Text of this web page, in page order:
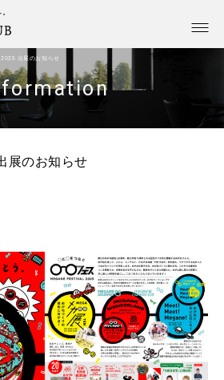
出展のお知らせ
展のお知らせ